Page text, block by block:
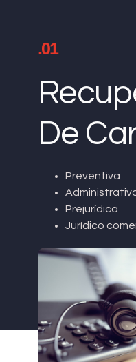
.01
De
Preventiva
Prejurídica
Jurídico